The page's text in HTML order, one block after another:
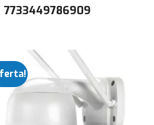
7733449786909